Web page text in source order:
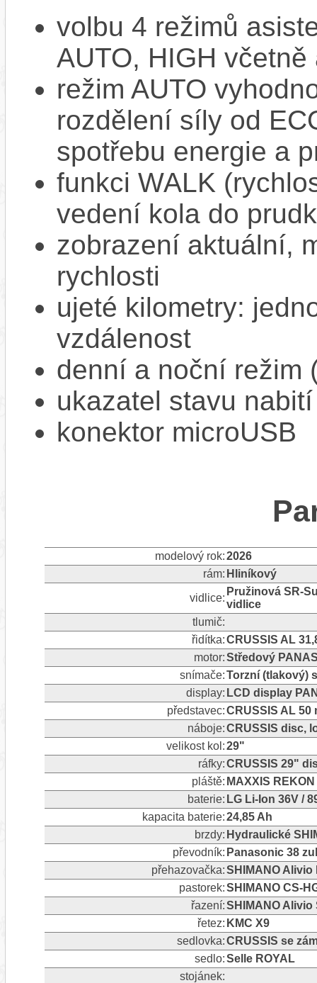
volbu 4 režimů
AUTO, HIGH
režim AUTO
rozdělení síly od
spotřebu energie a
funkci WALK
vedení kola do
zobrazení aktuální,
rychlosti
ujeté kilometry:
vzdálenost
denní a noční režim
ukazatel stavu
konektor microUSB
modelový rok:2026
rám: Hliníkový
vidlice:
Pružinová SR-
vidlice
tlumič:
řidítka:CRUSSIS AL
motor:Středový
snímače:Torzní (tlakový)
display: LCD display
představec:CRUSSIS AL 50
náboje:CRUSSIS disc,
velikost kol:29"
ráfky:CRUSSIS 29"
pláště: MAXXIS
baterie: LG Li-Ion 36V /
kapacita baterie:24,85 Ah
brzdy: Hydraulické
převodník: Panasonic 38
přehazovačka:SHIMANO Alivio
pastorek:SHIMANO CS-
řazení:SHIMANO Alivio
řetez: KMC X9
sedlovka:CRUSSIS se
sedlo:Selle ROYAL
stojánek: